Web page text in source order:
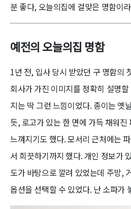
분 좋다, 오늘의집에 걸맞은 명함이
예전의 오늘의집 명함
1년 전, 입사 당시 받았던 구 명함의
회사가 가진 이미지를 정확히 설명
지는 딱 그런 느낌이었다. 종이는 옛
듯, 로고가 있는 한 면에 가득 채워
느껴지기도 했다. 모서리 근처에는
서 희끗하기까지 했다. 개인 정보가
도가 바탕으로 깔려 있었는데 주방,
옵션을 선택할 수 있었다. 난 소파가